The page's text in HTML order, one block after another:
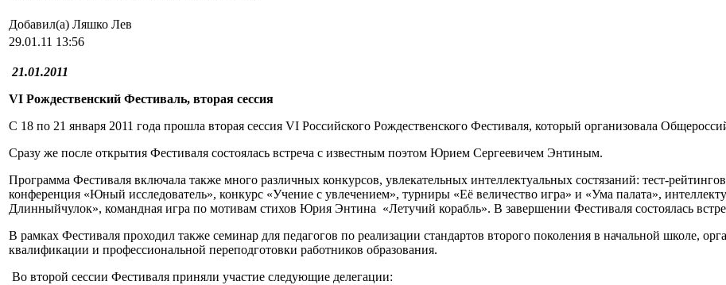
Добавил(а) Ляшко Лев
29.01.11 13:56
21.01.2011
VI Рождественский Фестиваль, вторая сессия
С 18 по 21 января 2011 года прошла вторая сессия VI Российского Рождественского Фестиваля, который организовала
Сразу же после открытия Фестиваля состоялась встреча с известным поэтом Юрием Сергеевичем Энтиным.
Программа Фестиваля включала также много различных конкурсов, увлекательных интеллектуальных состязаний: тест-
конференция «Юный исследователь», конкурс «Учение с увлечением», турниры «Её величество игра» и «Ума палата»,
Длинныйчулок», командная игра по мотивам стихов Юрия Энтина «Летучий корабль». В завершении Фестиваля состоялась
В рамках Фестиваля проходил также семинар для педагогов по реализации стандартов второго поколения в начальной школе,
квалификации и профессиональной переподготовки работников образования.
Во второй сессии Фестиваля приняли участие следующие делегации: